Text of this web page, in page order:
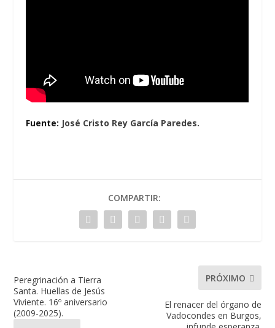
Fuente: José Cristo Rey García Paredes.
COMPARTIR:
Peregrinación a Tierra
Santa. Huellas de Jesús
Viviente. 16º aniversario
(2009-2025).
PRÓXIMO
El renacer del órgano de
Vadocondes en Burgos,